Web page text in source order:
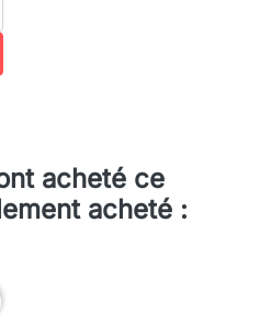
acheté ce
acheté :